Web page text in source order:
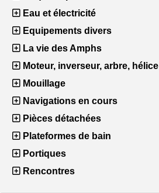
Eau et électricité
Equipements divers
La vie des Amphs
Moteur, inverseur, arbre, hélice
Mouillage
Navigations en cours
Pièces détachées
Plateformes de bain
Portiques
Rencontres